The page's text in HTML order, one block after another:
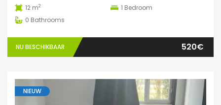
12 m2 1 Bedroom
0 Bathrooms
NU BESCHIKBAAR 520€
NIEUW